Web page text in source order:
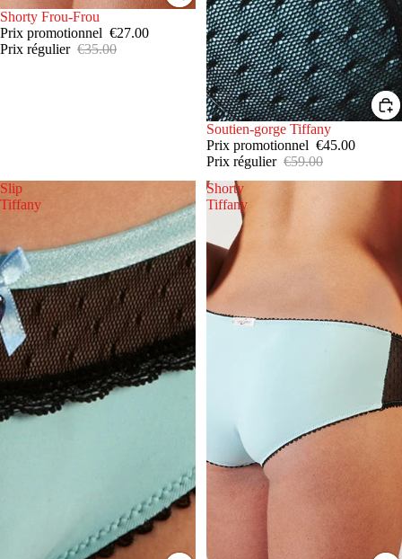
PROMOTION
Shorty Frou-Frou
Prix promotionnel €27.00
Prix régulier €35.00
PROMOTION
Soutien-gorge Tiffany
Prix promotionnel €45.00
Prix régulier €59.00
Slip
Tiffany
Shorty
Tiffany